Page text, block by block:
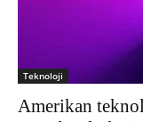
Teknoloji
Amerikan